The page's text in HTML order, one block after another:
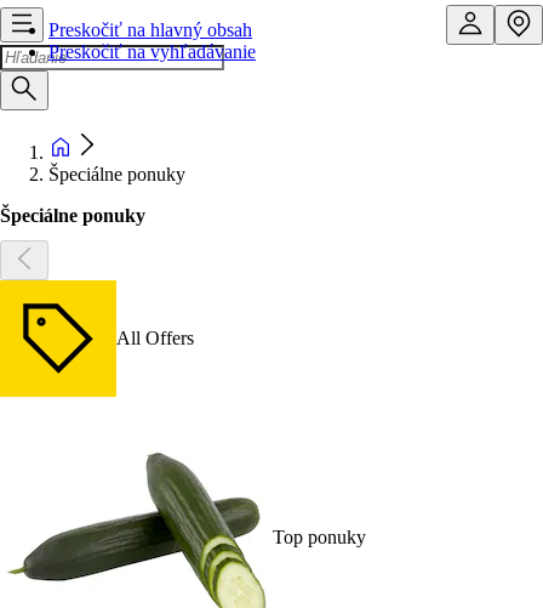
Preskočiť na hlavný obsah
Preskočiť na vyhľadávanie
Špeciálne ponuky
Špeciálne ponuky
All Offers
Top ponuky